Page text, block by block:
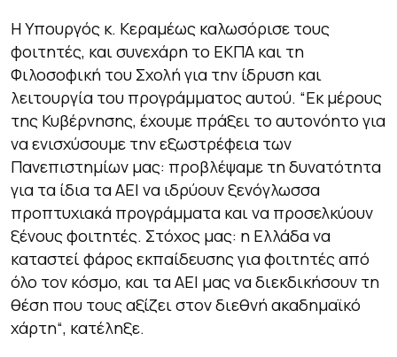
Η Υπουργός κ. Κεραμέως καλωσόρισε τους
φοιτητές, και συνεχάρη το ΕΚΠΑ και τη
Φιλοσοφική του Σχολή για την ίδρυση και
λειτουργία του προγράμματος αυτού. “Εκ μέρους
της Κυβέρνησης, έχουμε πράξει το αυτονόητο για
να ενισχύσουμε την εξωστρέφεια των
Πανεπιστημίων μας: προβλέψαμε τη δυνατότητα
για τα ίδια τα ΑΕΙ να ιδρύουν ξενόγλωσσα
προπτυχιακά προγράμματα και να προσελκύουν
ξένους φοιτητές. Στόχος μας: η Ελλάδα να
καταστεί φάρος εκπαίδευσης για φοιτητές από
όλο τον κόσμο, και τα ΑΕΙ μας να διεκδικήσουν τη
θέση που τους αξίζει στον διεθνή ακαδημαϊκό
χάρτη“, κατέληξε.